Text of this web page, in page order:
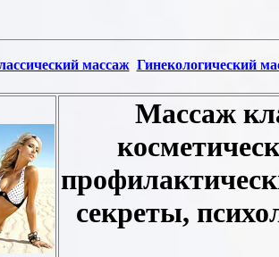
массаж Гинекологический
Массаж
секреты,